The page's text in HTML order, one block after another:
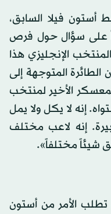
فيلا السابق،
على سؤال حول فرص
الإنجليزي هذا
المتوجهة إلى
الأخير لمنتخب
إنه لا يكل ولا يمل
إنه لاعب مختلف
شيئاً مختلفاً».
الأمر من أستون